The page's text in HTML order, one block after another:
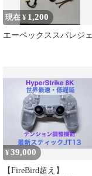
現在 ¥ 1,200
エーペックススパレジェ
¥39,000
【FireBird超え】